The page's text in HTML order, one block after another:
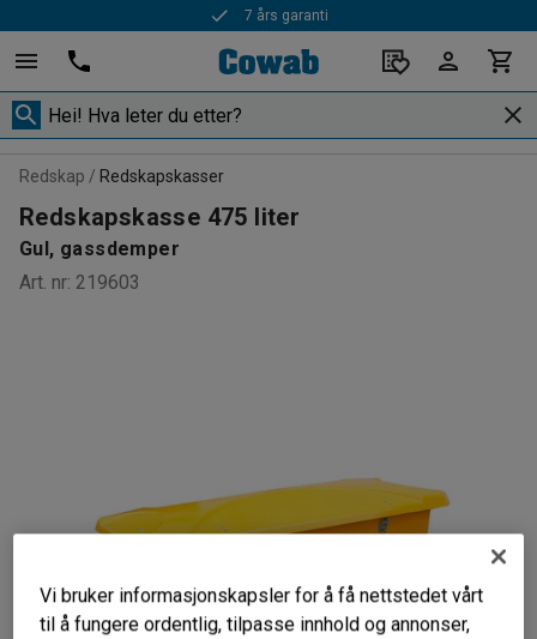
7 års garanti
Redskap Redskapskasser
Redskapskasse 475 liter
Gul, gassdemper
Art. nr: 219603
Vi bruker informasjonskapsler for å få nettstedet vårt
til å fungere ordentlig, tilpasse innhold og annonser,